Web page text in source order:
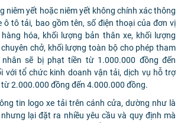
niêm yết hoặc niêm yết không chính xác thông
ô tô tải, bao gồm tên, số điện thoại của đơn vị
hóa, khối lượng bản thân xe, khối lượng
chở, khối lượng toàn bộ cho phép tham
sẽ bị phạt tiền từ 1.000.000 đồng đến
với tổ chức kinh doanh vận tải, dịch vụ hỗ trợ
2.000.000 đồng đến 4.000.000 đồng.
tin logo xe tải trên cánh cửa, dường như là
lại đặt ra nhiều yêu cầu và quy định mà